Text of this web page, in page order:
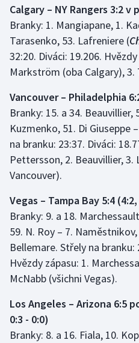
Calgary – NY Rangers 3:2 v
Branky: 1. Mangiapane, 1.
Tarasenko, 53. Lafreniere (
32:20. Diváci: 19.206.
Markström (oba Calgary), 3.
Vancouver – Philadelphia
Branky: 15. a 34. Beauvillier,
Kuzmenko, 51. Di Giuseppe
na branku: 23:37. Diváci:
Pettersson, 2. Beauvillier, 3.
Vancouver).
Vegas – Tampa Bay 5:4
Branky: 9. a 18.
59. N. Roy – 7.
Bellemare. Střely na branku:
Hvězdy zápasu: 1.
McNabb (všichni Vegas).
Los Angeles – Arizona 6:5
0:3 - 0:0)
Branky: 8. a 16. Fiala, 10.